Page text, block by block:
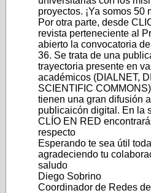
proyectos. ¡Ya somos 50
Por otra parte, desde
revista perteneciente al
abierto la convocatoria
36. Se trata de una
trayectoria presente en
académicos (DIALNET,
SCIENTIFIC
tienen una gran difusión
publicaicón digital. En la
CLÍO EN RED
respecto
Esperando te sea útil
agradeciendo tu
saludo
Diego Sobrino
Coordinador de Redes